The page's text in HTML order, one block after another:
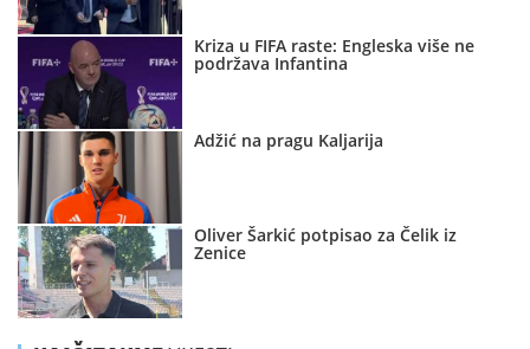
Kriza u FIFA raste: Engleska više ne
podržava Infantina
Adžić na pragu Kaljarija
Oliver Šarkić potpisao za Čelik iz
Zenice